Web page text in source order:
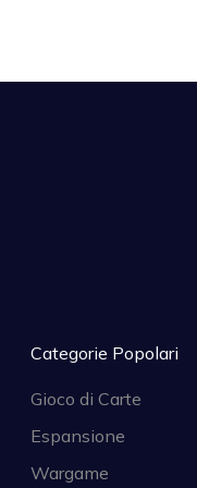
Categorie Popolari
Gioco di Carte
Espansione
Wargame